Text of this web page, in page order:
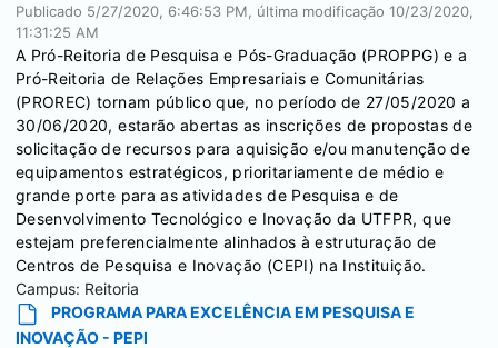
Publicado 5/27/2020, 6:46:53 PM , última modificação 10/23/2020,
11:31:25 AM
A Pró-Reitoria de Pesquisa e Pós-Graduação (PROPPG) e a
Pró-Reitoria de Relações Empresariais e Comunitárias
(PROREC) tornam público que, no período de 27/05/2020 a
30/06/2020, estarão abertas as inscrições de propostas de
solicitação de recursos para aquisição e/ou manutenção de
equipamentos estratégicos, prioritariamente de médio e
grande porte para as atividades de Pesquisa e de
Desenvolvimento Tecnológico e Inovação da UTFPR, que
estejam preferencialmente alinhados à estruturação de
Centros de Pesquisa e Inovação (CEPI) na Instituição.
Campus: Reitoria
PROGRAMA PARA EXCELÊNCIA EM PESQUISA E
INOVAÇÃO - PEPI